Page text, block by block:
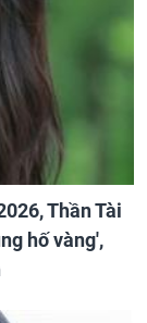
Thần Tài
hố vàng',